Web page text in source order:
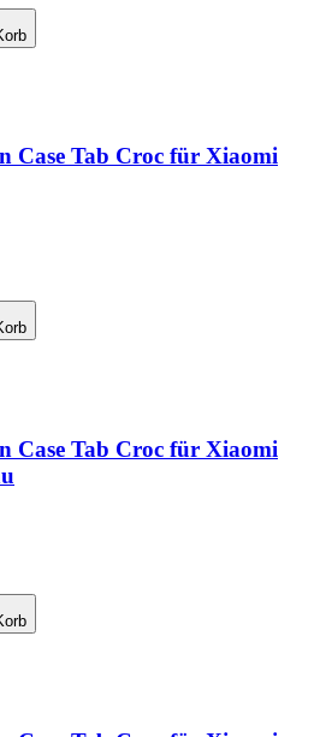
Case Tab Croc für Xiaomi
Case Tab Croc für Xiaomi